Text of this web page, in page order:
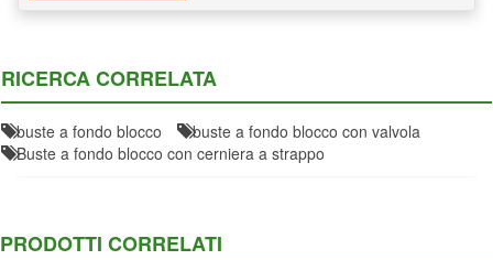
RICERCA CORRELATA
buste a fondo blocco
buste a fondo blocco con valvola
Buste a fondo blocco con cerniera a strappo
PRODOTTI CORRELATI